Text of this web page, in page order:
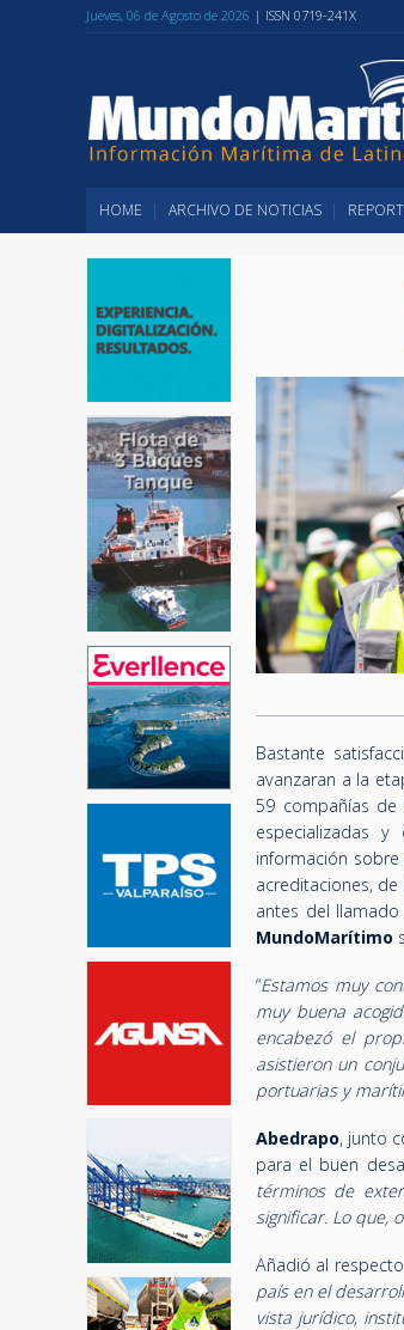
Jueves, 06 de Agosto de 2026 | ISSN 0719-241X
HOME ARCHIVO DE NOTICIAS
Bastante
avanzaran a la
59 compañías
especializadas
información
acreditaciones,
antes del
MundoMarítimo
“Estamos muy
muy buena
encabezó el
asistieron un
portuarias y
Abedrapo, junto
para el buen
términos de
significar. Lo que,
Añadió al
país en el
vista jurídico,